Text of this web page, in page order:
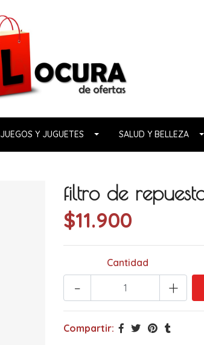
JUEGOS Y JUGUETES SALUD Y BELLEZA
filtro de
$11.900
Cantidad
+
-
Compartir: